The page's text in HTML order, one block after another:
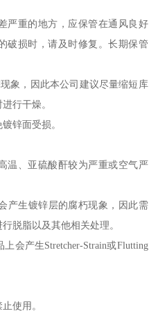
严重的地方，应保管在通风良好
破损时，请及时修复。长期保管
象，因此本公司建议尽量缩短库
行干燥。
锌面受损。
温、亚硫酸酐较为严重或空气严
产生镀锌层的腐朽现象，因此需
脱脂以及其他相关处理。
会产生Stretcher-Strain或Flutting
使用。